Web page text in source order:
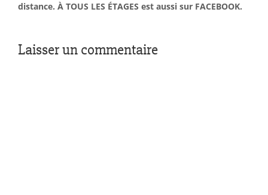
distance. À TOUS LES ÉTAGES est aussi sur FACEBOOK.
Laisser un commentaire